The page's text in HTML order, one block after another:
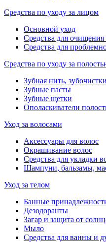
Средства по уходу за лицом
Основной уход
Средства для очищения
Средства для
Средства по уходу за
Зубная нить,
Зубные пасты
Зубные щетки
Ополаскиватели
Уход за волосами
Аксессуары для волос
Окрашивание волос
Средства для укладки
Шампуни, бальзамы,
Уход за телом
Банные
Дезодоранты
Загар и защита от
Мыло
Средства для ванны и